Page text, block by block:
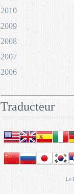
2010
2009
2008
2007
2006
Traducteur
Le